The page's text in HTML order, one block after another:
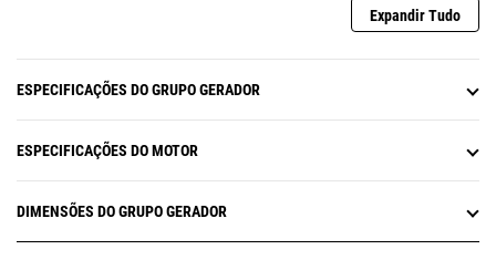
Expandir Tudo
ESPECIFICAÇÕES DO GRUPO GERADOR
ESPECIFICAÇÕES DO MOTOR
DIMENSÕES DO GRUPO GERADOR